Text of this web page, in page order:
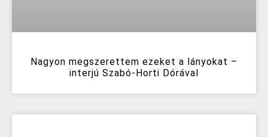
Nagyon megszerettem ezeket a lányokat –
interjú Szabó-Horti Dórával